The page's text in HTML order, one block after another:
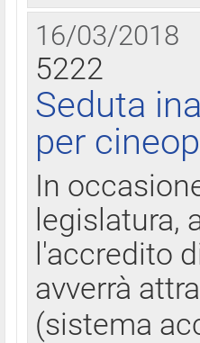
16/03/2018
5222
Seduta
per
In
legislatura,
l'accredito
avverrà
(sistema